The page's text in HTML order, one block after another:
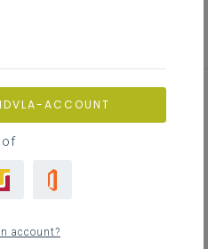
raadpleeg de digitale
ACCOUNT
of
account?